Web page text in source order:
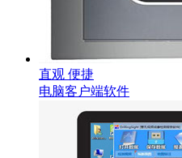
直观 便捷
电脑客户端软件